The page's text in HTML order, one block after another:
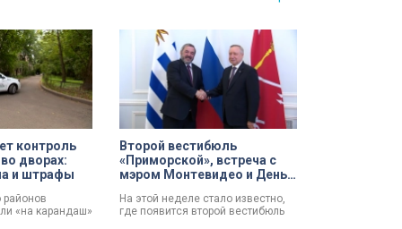
контроль
дворах:
и штрафы
районов
«на карандаш»
Второй вестибюль
«Приморской», встреча с
мэром Монтевидео и День
недели губернатора
На этой неделе стало известно,
где появится второй вестибюль